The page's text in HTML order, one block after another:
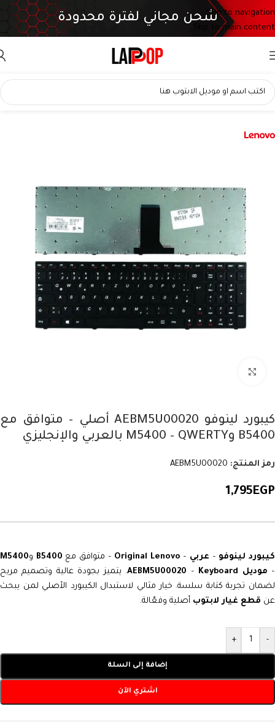
Skip to navigation
Skip to main content
شحن مجاني لفترة محدودة
كيبورد لينوفو AEBM5U00020 أصلي – متوافق مع
B5400 وM5400 – QWERTY بالعربي والإنجليزي
رمز المنتج: AEBM5U00020
1,795EGP
كيبورد لينوفو – عربي –
Original Lenovo – متوافق مع B5400 وM5400
– موديل AEBM5U00020 – Keyboard
. يتميز بجودة عالية وتصميم مريح
لضمان تجربة كتابة سلسة. خيار مثالي لاستبدال الكيبورد الأصلي لمن يبحث
عن قطع غيار لابتوب أصلية وفعّالة.
-
+
إضافة إلى السلة
اشتري الآن